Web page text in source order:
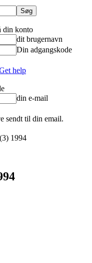
din konto
dit brugernavn
Din adgangskode
help
din e-mail
sendt til din email.
1994